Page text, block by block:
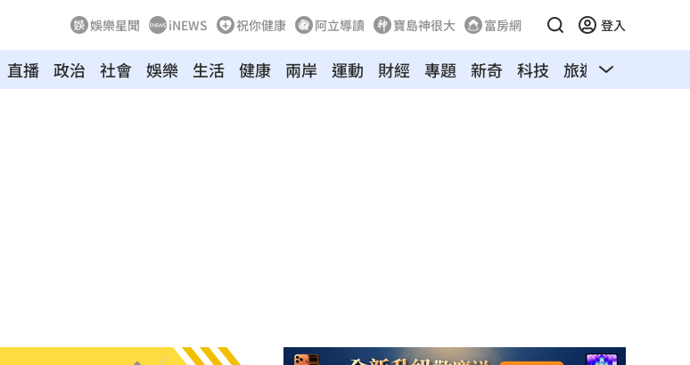
娛樂星聞 iNEWS 祝你健康 阿立導讀 寶島神很大 富房網 登入
直播 政治 社會 娛樂 生活 健康 兩岸 運動 財經 專題 新奇 科技 旅遊 汽車